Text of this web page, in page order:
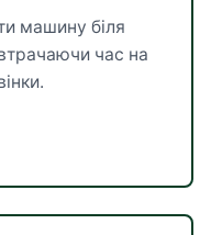
машину біля
час на